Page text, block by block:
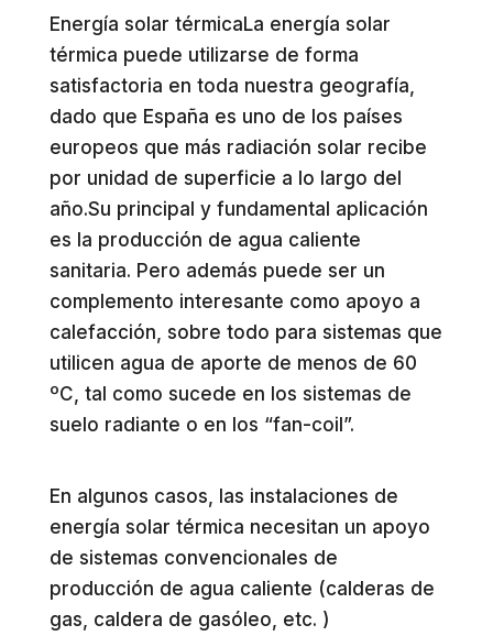
Energía solar térmicaLa energía solar
térmica puede utilizarse de forma
satisfactoria en toda nuestra geografía,
dado que España es uno de los países
europeos que más radiación solar recibe
por unidad de superficie a lo largo del
año.Su principal y fundamental aplicación
es la producción de agua caliente
sanitaria. Pero además puede ser un
complemento interesante como apoyo a
calefacción, sobre todo para sistemas que
utilicen agua de aporte de menos de 60
ºC, tal como sucede en los sistemas de
suelo radiante o en los “fan-coil”.
En algunos casos, las instalaciones de
energía solar térmica necesitan un apoyo
de sistemas convencionales de
producción de agua caliente (calderas de
gas, caldera de gasóleo, etc. )